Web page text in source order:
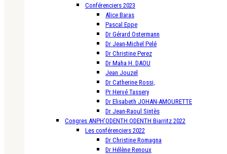
Conférenciers 2023
Alice Baras
Pascal Eppe
Dr Gérard Ostermann
Dr Jean-Michel Pelé
Dr Christine Perez
Dr Maha H. DAOU
Jean Jouzel
Dr Catherine Rossi,
Pr Hervé Tassery
Dr Elisabeth JOHAN-AMOURETTE
Dr Jean-Raoul Sintès
Congres ANPH’ODENTH ODENTH Biarritz 2022
Les conférenciers 2022
Dr Christine Romagna
Dr Hélène Renoux